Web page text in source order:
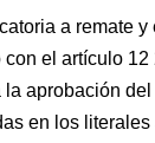
a remate
el artículo
aprobación
en los literales